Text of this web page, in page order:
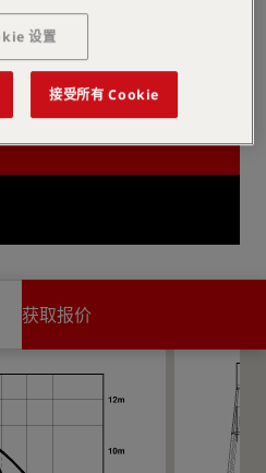
速作业周期。高速伸展功能加
提高了在苛刻的建筑和工业作
获取报价
设置
接受所有 Cookie